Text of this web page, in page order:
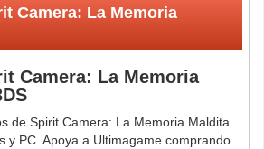
Camera: La Memoria
Camera: La Memoria
de Spirit Camera: La Memoria Maldita
y PC. Apoya a Ultimagame comprando